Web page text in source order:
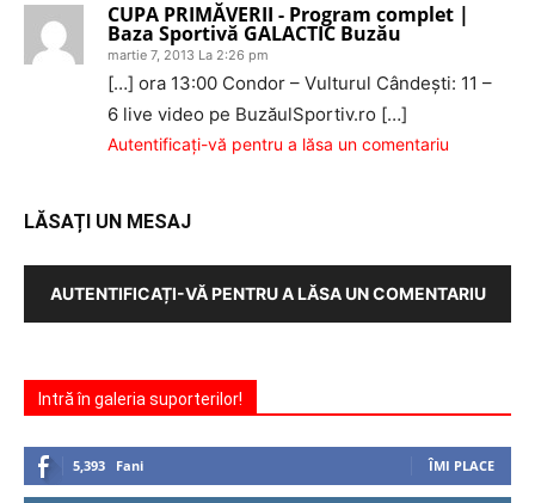
CUPA PRIMĂVERII - Program complet |
Baza Sportivă GALACTIC Buzău
martie 7, 2013 La 2:26 pm
[…] ora 13:00 Condor – Vulturul Cândeşti: 11 –
6 live video pe BuzăulSportiv.ro […]
Autentificați-vă pentru a lăsa un comentariu
LĂSAȚI UN MESAJ
AUTENTIFICAȚI-VĂ PENTRU A LĂSA UN COMENTARIU
Intră în galeria suporterilor!
5,393 Fani ÎMI PLACE